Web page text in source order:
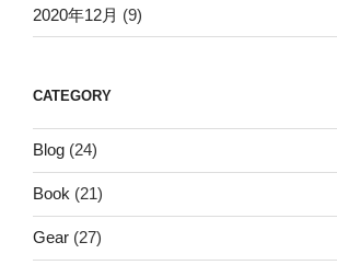
2020年12月 (9)
CATEGORY
Blog (24)
Book (21)
Gear (27)